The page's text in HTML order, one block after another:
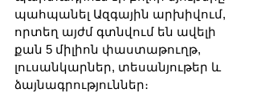
պահպանել Ազգային արխիվում,
որտեղ այժմ գտնվում են ավելի
քան 5 միլիոն փաստաթուղթ,
լուսանկարներ, տեսանյութեր և
ձայնագրություններ։